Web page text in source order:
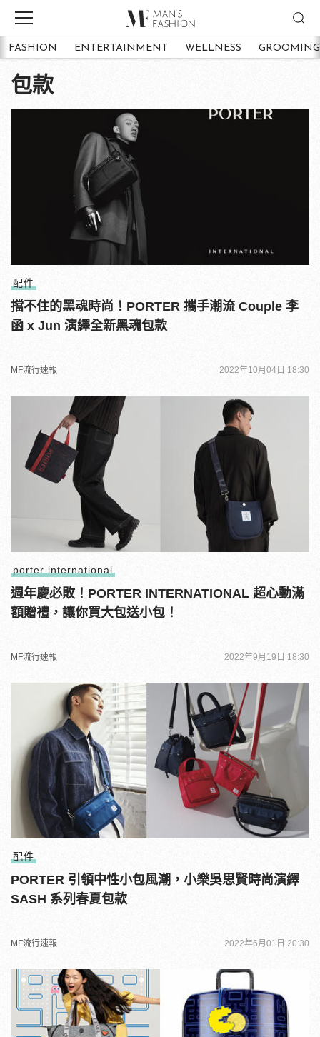
FASHION ENTERTAINMENT WELLNESS GROOMING
包款
配件
擋不住的黑魂時尚！PORTER 攜手潮流 Couple 李
函 x Jun 演繹全新黑魂包款
MF流行速報 2022年10月04日 18:30
porter international
週年慶必敗！PORTER INTERNATIONAL 超心動滿
額贈禮，讓你買大包送小包！
MF流行速報 2022年9月19日 18:30
配件
PORTER 引領中性小包風潮，小樂吳思賢時尚演繹
SASH 系列春夏包款
MF流行速報 2022年6月01日 20:30